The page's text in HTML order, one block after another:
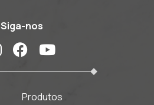
Siga-nos
Produtos